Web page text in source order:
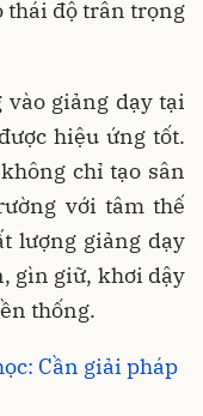
thái độ trân trọng
giảng dạy tại
hiệu ứng tốt.
chỉ tạo sân
với tâm thế
lượng giảng dạy
gìn giữ, khơi dậy
thống.
Cần giải pháp